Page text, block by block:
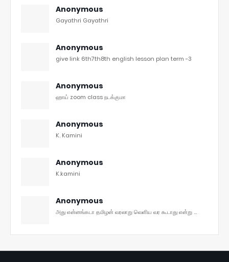
Anonymous
Gayathri Gayathri
Anonymous
give link 6th7th8th english lesson plan term -3
Anonymous
ஹாய் zoom class நடக்குமா
Anonymous
K. Kamini
Anonymous
K.kamini
Anonymous
அது என்னங்கடா தமிழன் வரலாறு வெளிய வர கூடாது என்று ...